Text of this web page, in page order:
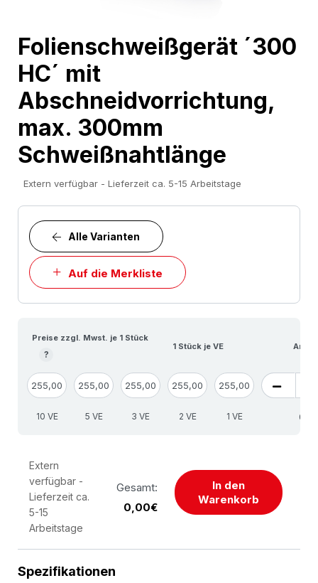
to
the
beginning
of
the
images
Folienschweißgerät ´300
HC´ mit
Abschneidvorrichtung,
max. 300mm
Schweißnahtlänge
Extern verfügbar - Lieferzeit ca. 5-15 Arbeitstage
Auf die Merkliste
Alle Varianten
Preise zzgl. Mwst. je 1 Stück
?
1 Stück je VE
255,00 255,00 255,00 255,00 255,00
10 VE 5 VE 3 VE 2 VE 1 VE
Extern
verfügbar -
Lieferzeit ca.
5-15
Arbeitstage
Gesamt:
0,00€
In den
Warenkorb
Spezifikationen